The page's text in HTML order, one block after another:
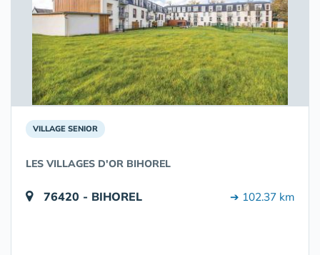
VILLAGE SENIOR
LES VILLAGES D'OR BIHOREL
76420 - BIHOREL ➔ 102.37 km